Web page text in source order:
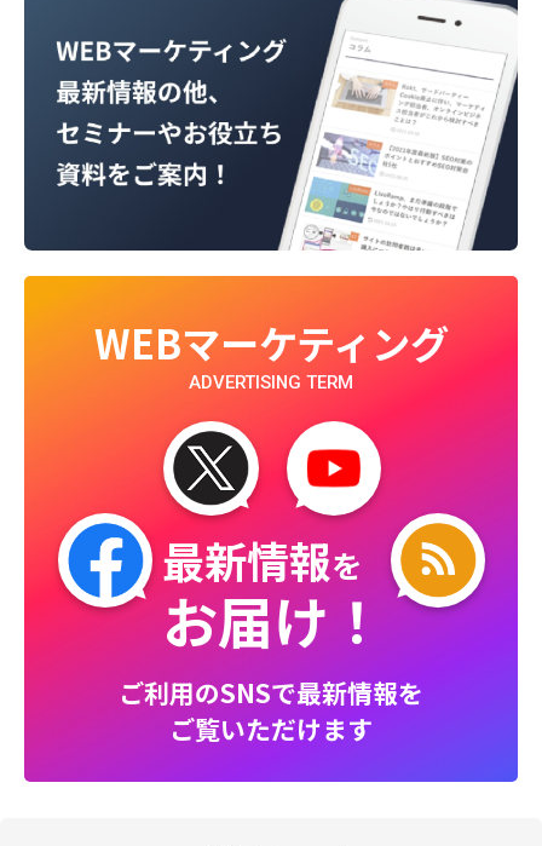
WEBマーケティング
ADVERTISING TERM
最新情報を
お届け！
ご利用のSNSで最新情報を
ご覧いただけます